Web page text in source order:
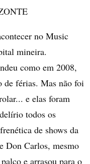
no Music
mineira.
como em 2008,
de férias. Mas não foi
e elas foram
todos os
de shows da
Don Carlos, mesmo
e arrasou para o